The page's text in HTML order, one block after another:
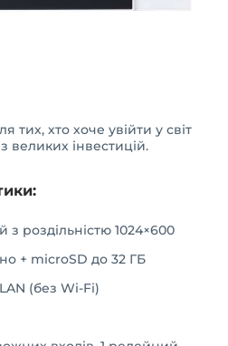
хто хоче увійти у світ
великих інвестицій.
з роздільністю 1024×600
+ microSD до 32 ГБ
(без Wi-Fi)